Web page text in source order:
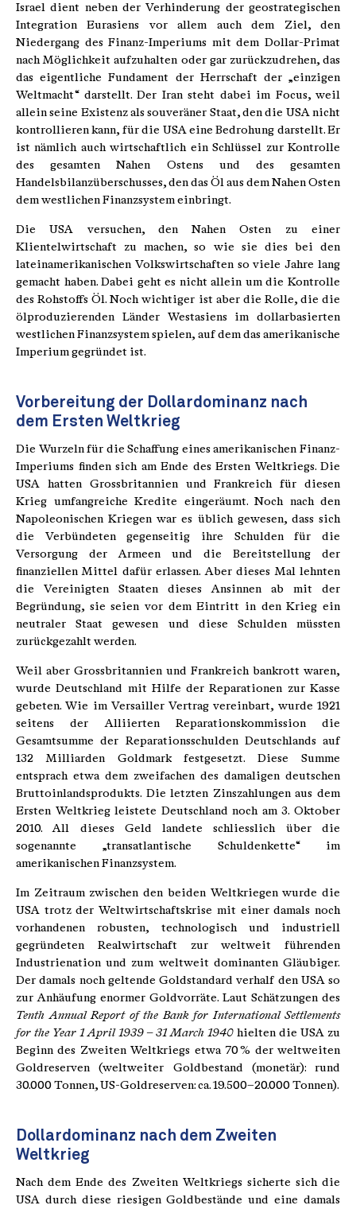
Israel dient neben der Verhinderung der geostrategischen
Integration Eurasiens vor allem auch dem Ziel, den
Niedergang des Finanz-Imperiums mit dem Dollar-Primat
nach Möglichkeit aufzuhalten oder gar zurückzudrehen, das
das eigentliche Fundament der Herrschaft der „einzigen
Weltmacht“ darstellt. Der Iran steht dabei im Focus, weil
allein seine Existenz als souveräner Staat, den die USA nicht
kontrollieren kann, für die USA eine Bedrohung darstellt. Er
ist nämlich auch wirtschaftlich ein Schlüssel zur Kontrolle
des gesamten Nahen Ostens und des gesamten
Handelsbilanzüberschusses, den das Öl aus dem Nahen Osten
dem westlichen Finanzsystem einbringt.
Die USA versuchen, den Nahen Osten zu einer
Klientelwirtschaft zu machen, so wie sie dies bei den
lateinamerikanischen Volkswirtschaften so viele Jahre lang
gemacht haben. Dabei geht es nicht allein um die Kontrolle
des Rohstoffs Öl. Noch wichtiger ist aber die Rolle, die die
ölproduzierenden Länder Westasiens im dollarbasierten
westlichen Finanzsystem spielen, auf dem das amerikanische
Imperium gegründet ist.
Vorbereitung der Dollardominanz nach
dem Ersten Weltkrieg
Die Wurzeln für die Schaffung eines amerikanischen Finanz-
Imperiums finden sich am Ende des Ersten Weltkriegs. Die
USA hatten Grossbritannien und Frankreich für diesen
Krieg umfangreiche Kredite eingeräumt. Noch nach den
Napoleonischen Kriegen war es üblich gewesen, dass sich
die Verbündeten gegenseitig ihre Schulden für die
Versorgung der Armeen und die Bereitstellung der
finanziellen Mittel dafür erlassen. Aber dieses Mal lehnten
die Vereinigten Staaten dieses Ansinnen ab mit der
Begründung, sie seien vor dem Eintritt in den Krieg ein
neutraler Staat gewesen und diese Schulden müssten
zurückgezahlt werden.
Weil aber Grossbritannien und Frankreich bankrott waren,
wurde Deutschland mit Hilfe der Reparationen zur Kasse
gebeten. Wie im Versailler Vertrag vereinbart, wurde 1921
seitens der Alliierten Reparationskommission die
Gesamtsumme der Reparationsschulden Deutschlands auf
132 Milliarden Goldmark festgesetzt. Diese Summe
entsprach etwa dem zweifachen des damaligen deutschen
Bruttoinlandsprodukts. Die letzten Zinszahlungen aus dem
Ersten Weltkrieg leistete Deutschland noch am 3. Oktober
2010. All dieses Geld landete schliesslich über die
sogenannte „transatlantische Schuldenkette“ im
amerikanischen Finanzsystem.
Im Zeitraum zwischen den beiden Weltkriegen wurde die
USA trotz der Weltwirtschaftskrise mit einer damals noch
vorhandenen robusten, technologisch und industriell
gegründeten Realwirtschaft zur weltweit führenden
Industrienation und zum weltweit dominanten Gläubiger.
Der damals noch geltende Goldstandard verhalf den USA so
zur Anhäufung enormer Goldvorräte. Laut Schätzungen des
Tenth Annual Report of the Bank for International Settlements
for the Year 1 April 1939 – 31 March 1940 hielten die USA zu
Beginn des Zweiten Weltkriegs etwa 70 % der weltweiten
Goldreserven (weltweiter Goldbestand (monetär): rund
30.000 Tonnen, US-Goldreserven: ca. 19.500–20.000 Tonnen).
Dollardominanz nach dem Zweiten
Weltkrieg
Nach dem Ende des Zweiten Weltkriegs sicherte sich die
USA durch diese riesigen Goldbestände und eine damals